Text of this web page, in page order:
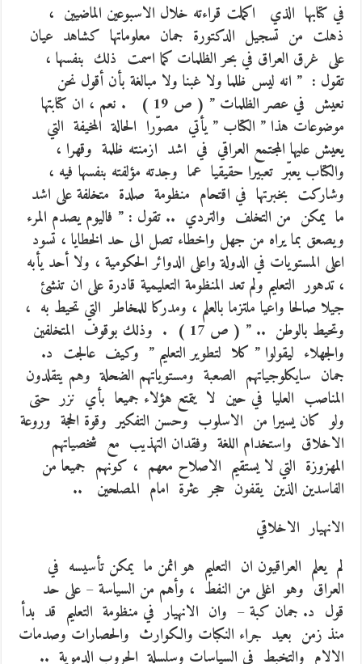
في كتابها الذي اكملت قراءته خلال الاسبوعين الماضيين ،
ذهلت من تسجيل الدكتورة جمان معلوماتها كشاهد عيان
على غرق العراق في بحر الظلمات كما اسمت ذلك بنفسها ،
تقول : ” انه ليس ظلما ولا غبنا ولا مبالغة بأن أقول نحن
نعيش في عصر الظلمات ” ( ص 19 ) . نعم ، ان كتابتها
موضوعات هذا ” الكتاب ” يأتي مصوّرا الحالة المخيفة التي
يعيش عليها المجتمع العراقي في اشد ازمنته ظلمة وقهرا ،
والكتاب يعبّر تعبيرا حقيقيا عما وجدته مؤلفته بنفسها فيه ،
وشاركت بخبرتها في اقتحام منظومة صلدة متخلفة على اشد
ما يمكن من التخلف والتردي .. تقول : ” فاليوم يصدم المرء
ويصعق بما يراه من جهل واخطاء تصل الى حد الخطايا ، تسود
اعلى المستويات في الدولة واعلى الدوائر الحكومية ، ولا أحد يأبه
، تدهور التعليم ولم تعد المنظومة التعليمية قادرة على ان تنشئ
جيلا صالحا واعيا ملتزما بالعلم ، ومدركا للمخاطر التي تحيط به ،
وتحيط بالوطن .. ” ( ص 17 ) . وذلك بوقوف المتخلفين
والجهلاء ليقولوا ” كلا لتطوير التعليم ” وكيف عالجت د.
جمان سايكلوجياتهم الصعبة ومستوياتهم الضحلة وهم يتقلدون
المناصب العليا في حين لا يتمتع هؤلاء جميعا بأي نزر حتى
ولو كان يسيرا من الاسلوب وحسن التفكير وقوة الحجة وروعة
الاخلاق واستخدام اللغة وفقدان التهذيب مع شخصياتهم
المهزوزة التي لا يستقيم الاصلاح معهم ، كونهم جميعا من
الفاسدين الذين يقفون حجر عثرة امام المصلحين ..
الانهيار الاخلاقي
لم يعلم العراقيون ان التعليم هو اثمن ما يمكن تأسيسه في
العراق وهو اغلى من النفط ، وأهم من السياسة – على حد
قول د. جمان كبة – وان الانهيار في منظومة التعليم قد بدأ
منذ زمن بعيد جراء النكبات والكوارث والحصارات وصدمات
الالام والتخبط في السياسات وسلسلة الحروب الدموية ..